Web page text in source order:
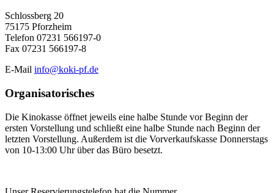
Schlossberg 20
75175 Pforzheim
Telefon 07231 566197-0
Fax 07231 566197-8
E-Mail info@koki-pf.de
Organisatorisches
Die Kinokasse öffnet jeweils eine halbe Stunde vor Beginn der
ersten Vorstellung und schließt eine halbe Stunde nach Beginn der
letzten Vorstellung. Außerdem ist die Vorverkaufskasse Donnerstags
von 10-13:00 Uhr über das Büro besetzt.